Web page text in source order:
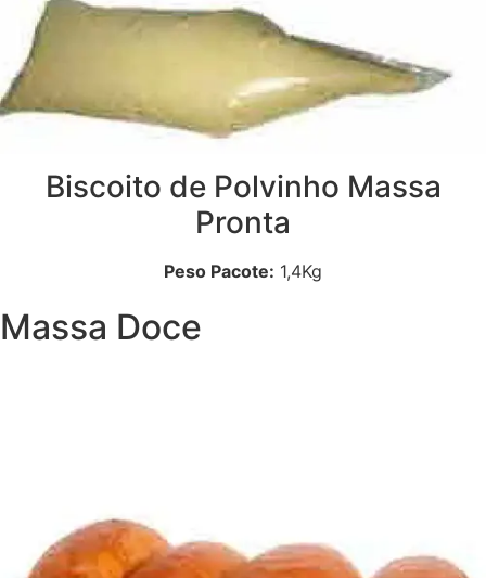
Biscoito de Polvinho Massa
Pronta
Peso Pacote: 1,4Kg
Massa Doce